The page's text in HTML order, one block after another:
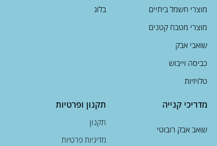
מוצרי חשמל ביתיים
מוצרי מטבח קטנים
שואבי אבק
כביסה וייבוש
טלויזיות
בלוג
מדריכי קנייה
שואב אבק רובוטי
תקנון ופרטיות
תקנון
מדיניות פרטיות